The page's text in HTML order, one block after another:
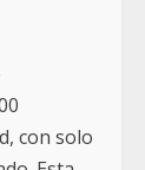
con solo